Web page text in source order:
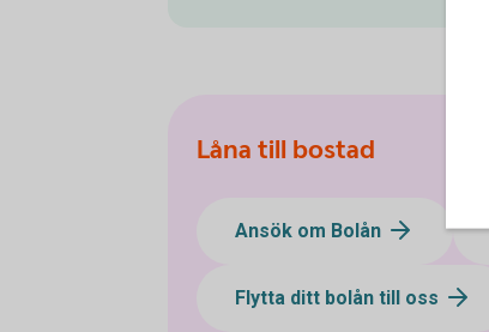
Låna till bostad
Ansök om Bolån
Flytta ditt bolån till oss